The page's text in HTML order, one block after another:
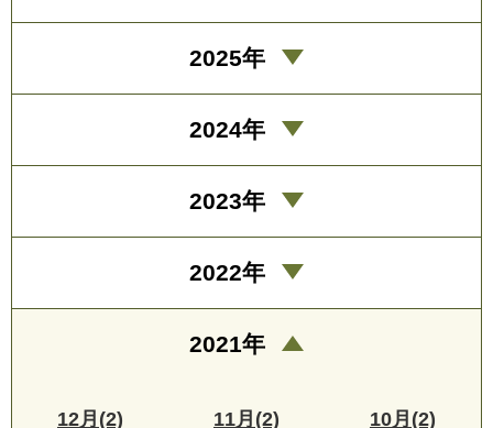
2025年
2024年
2023年
2022年
2021年
12月(2) 11月(2) 10月(2)